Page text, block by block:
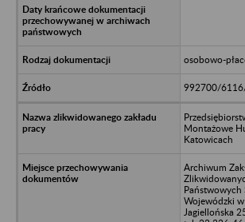
osobowo-
992700/
Montażowe
Katowicach
Archiwum
Państwowych
Wojewódzki
Jagiellońska